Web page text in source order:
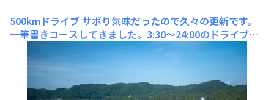
500kmドライブ サボり気味だったので久々の更新です。
一筆書きコースしてきました。3:30〜24:00のドライブ下
道メインです。伊豆スカイライン↓弓ヶ浜↓西伊豆スカイ
ライン↓清水港↓国道52号↓みたまの湯↓国道20号 走る
のは楽しいです。弓ヶ浜は何回来ても素敵な場所です
ね。 西伊豆スカイライン山と